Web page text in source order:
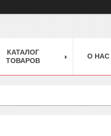
КАТАЛОГ
ТОВАРОВ
О НАС